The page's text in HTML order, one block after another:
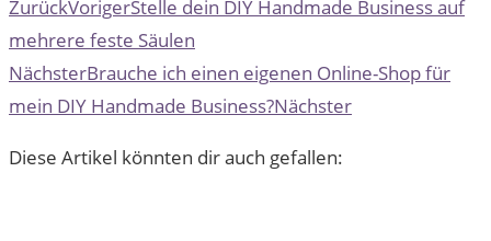
ZurückVorigerStelle dein DIY Handmade Business auf
mehrere feste Säulen
NächsterBrauche ich einen eigenen Online-Shop für
mein DIY Handmade Business?Nächster
Diese Artikel könnten dir auch gefallen: